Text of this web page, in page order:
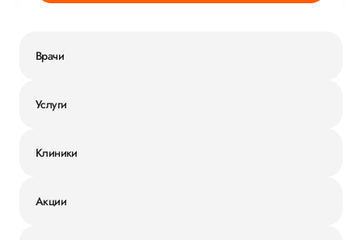
Врачи
Услуги
Клиники
Акции